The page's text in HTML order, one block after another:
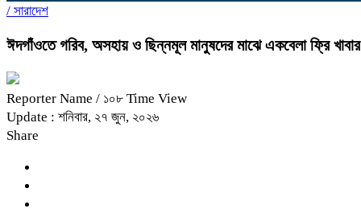
/ সারাদেশ
ঈদগাঁওতে গরিব, অসহায় ও ছিন্নমূল মানুষদের মাঝে একবেলা ফ্রি খাবার
Reporter Name / ১০৮ Time View
Update : শনিবার, ২৭ জুন, ২০২৬
Share